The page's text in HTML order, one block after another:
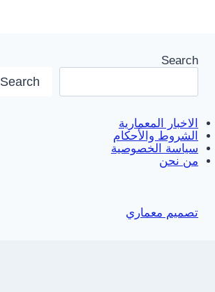
Search
Search
الاخبار المعمارية
الشروط والأحكام
سياسة الخصوصية
من نحن
تصميم معماري